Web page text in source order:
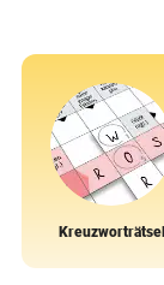
Kreuzworträtsel